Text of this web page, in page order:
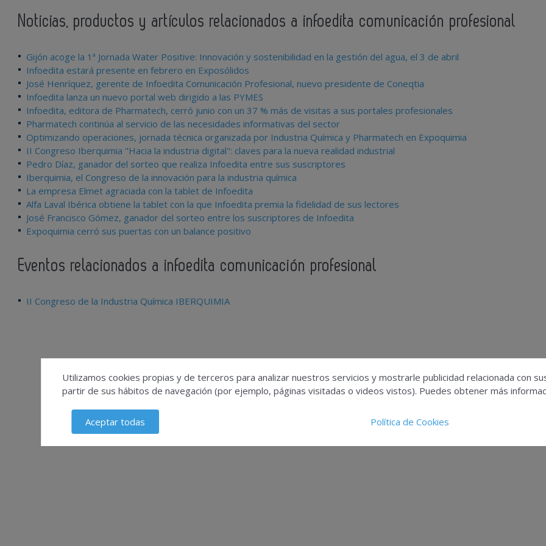
Noticias, productos y artículos relacionados a infoedita comunicación profesional
Gijón acoge la 1ª Jornada Water Positive: Innovación y sostenibilidad en la gestión del agua, el 3 de abril
Infoedita estará presente en febrero en Exposólidos
José Henríquez, gerente de Infoedita Comunicación Profesional, nuevo presidente de Coneqtia
Infoedita lanza un nuevo portal web dirigido a las PYMES
Infoedita, editora de Pharmatech, cerró junio con un 37 % más de visitas a sus portales profesionales
Pharmatech continúa al servicio de las necesidades informativas del sector
Optimizando operaciones, jornada técnica organizada por Industria Química y Pharmatech en Expoquimia
II Congreso Iberquimia "Hacia la industria digital": claves para la nueva realidad industrial
Pedro Díaz, ganador del sorteo que realiza Infoedita entre sus suscriptores
Iberquimia, el Congreso de la innovación para la industria química
La empresa Elmet agraciada con la tablet de Infoedita
Alfa Laval Ibérica obtiene la tablet con la que Infoedita premia la fidelidad de sus lectores
José Francisco Gómez, ganador del sorteo entre los suscriptores de Infoedita
Expoquimia cerró sus puertas con un balance positivo
Eventos relacionados a infoedita comunicación profesional
II Congreso de la Industria Química IBERQUIMIA
Utilizamos cookies propias y de terceros para analizar nuestros servicios y mostrarle publicidad relacionada con
partir de sus hábitos de navegación (por ejemplo, páginas visitadas o videos vistos). Puedes obtener más
Aceptar todas Política de Cookies